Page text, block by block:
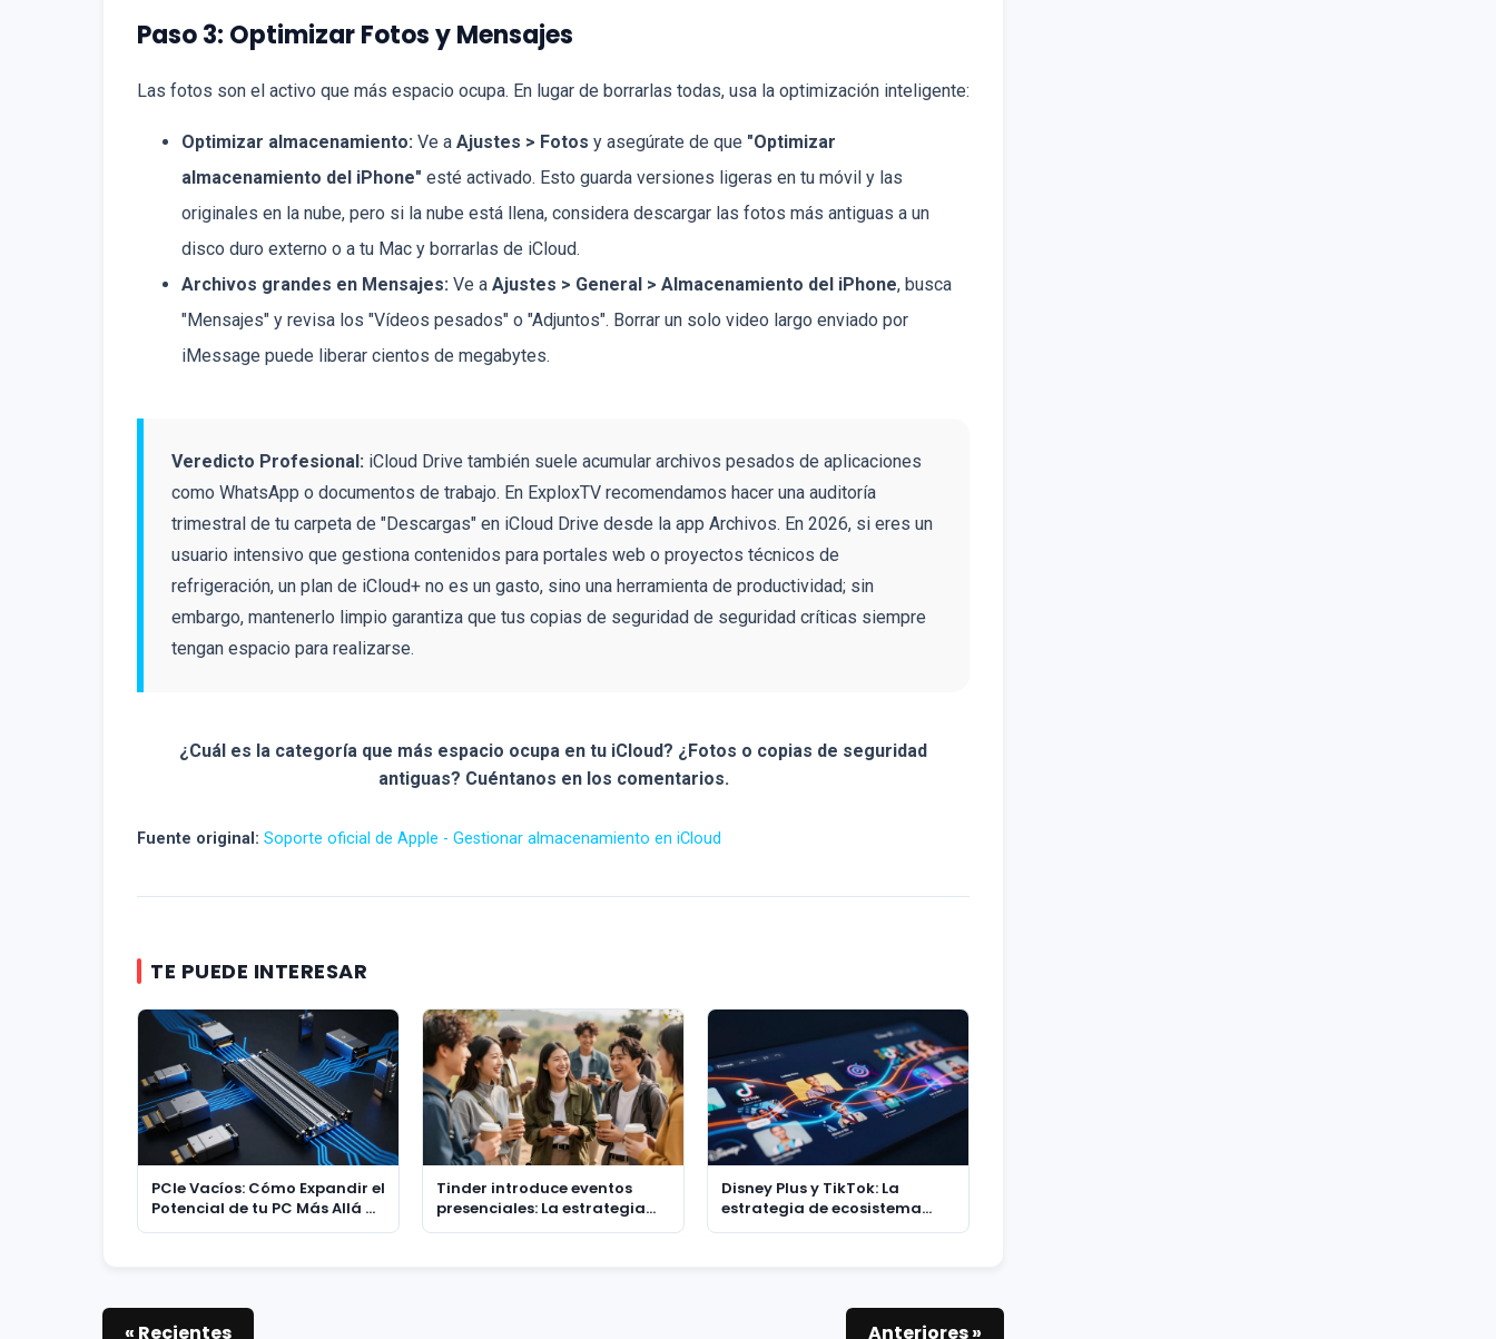
Paso 3: Optimizar Fotos y Mensajes
Las fotos son el activo que más espacio ocupa. En lugar de borrarlas todas, usa la optimización inteligente:
Optimizar almacenamiento: Ve a Ajustes > Fotos y asegúrate de que "Optimizar
almacenamiento del iPhone" esté activado. Esto guarda versiones ligeras en tu móvil y las
originales en la nube, pero si la nube está llena, considera descargar las fotos más antiguas a un
disco duro externo o a tu Mac y borrarlas de iCloud.
Archivos grandes en Mensajes: Ve a Ajustes > General > Almacenamiento del iPhone, busca
"Mensajes" y revisa los "Vídeos pesados" o "Adjuntos". Borrar un solo video largo enviado por
iMessage puede liberar cientos de megabytes.
Veredicto Profesional: iCloud Drive también suele acumular archivos pesados de aplicaciones
como WhatsApp o documentos de trabajo. En ExploxTV recomendamos hacer una auditoría
trimestral de tu carpeta de "Descargas" en iCloud Drive desde la app Archivos. En 2026, si eres un
usuario intensivo que gestiona contenidos para portales web o proyectos técnicos de
refrigeración, un plan de iCloud+ no es un gasto, sino una herramienta de productividad; sin
embargo, mantenerlo limpio garantiza que tus copias de seguridad de seguridad críticas siempre
tengan espacio para realizarse.
¿Cuál es la categoría que más espacio ocupa en tu iCloud? ¿Fotos o copias de seguridad
antiguas? Cuéntanos en los comentarios.
Fuente original: Soporte oficial de Apple - Gestionar almacenamiento en iCloud
TE PUEDE INTERESAR
PCIe Vacíos: Cómo Expandir el
Potencial de tu PC Más Allá de
la Tarjeta Gráfica
Tinder introduce eventos
presenciales: La estrategia
para conectar a la
Disney Plus y TikTok: La
estrategia de ecosistema
para capturar la atención en
« Recientes Anteriores »